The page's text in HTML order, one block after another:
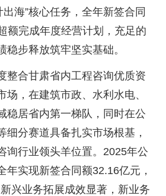
出海”核心任务，全年新签合同
额完成年度经营计划，充足的
稳步释放筑牢坚实基础。
整合甘肃省内工程咨询优质资
场，在建筑市政、水利水电、
稳居省内第一梯队，同时在公
细分赛道具备扎实市场根基，
询行业领头羊位置。2025年公
年实现新签合同额32.16亿元，
兴业务拓展成效显著，新业务